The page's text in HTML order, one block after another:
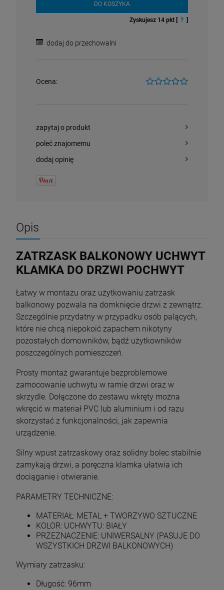
DO KOSZYKA
Zyskujesz 14 pkt [ ? ]
dodaj do przechowalni
Ocena:
zapytaj o produkt
poleć znajomemu
dodaj opinię
Opis
ZATRZASK BALKONOWY UCHWYT
KLAMKA DO DRZWI POCHWYT
Łatwy w montażu oraz użytkowaniu zatrzask
balkonowy pozwala na domknięcie drzwi z zewnątrz.
Szczególnie przydatny w przypadku osób palących,
które nie chcą niepokoić zapachem nikotyny
pozostałych domowników, bądź użytkowników
poszczególnych pomieszczeń.
Prosty montaż gwarantuje bezproblemowe
zamocowanie uchwytu w ramie drzwi oraz w
skrzydle. Dołączone do zestawu wkręty można
wkręcić w materiał PVC lub aluminium i od razu
skorzystać z funkcjonalności, jak zapewnia
urządzenie.
Silny wpust zatrzaskowy oraz solidny bolec stabilnie
zamykają drzwi, a poręczna klamka ułatwia ich
dociąganie i otwieranie.
PARAMETRY TECHNICZNE:
MATERIAŁ: METAL + TWORZYWO SZTUCZNE
KOLOR: UCHWYTU: BIAŁY
PRZEZNACZENIE: UNIWERSALNY (PASUJE DO
WSZYSTKICH DRZWI BALKONOWYCH)
Wymiary zatrzasku:
Długość: 96mm